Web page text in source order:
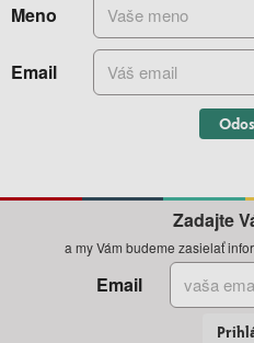
Meno
Email
Zadajte
a my Vám budeme zasielať
Email